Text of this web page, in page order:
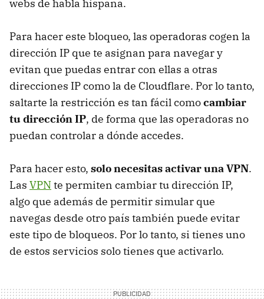
webs de habla hispana.
Para hacer este bloqueo, las operadoras cogen la
dirección IP que te asignan para navegar y
evitan que puedas entrar con ellas a otras
direcciones IP como la de Cloudflare. Por lo tanto,
saltarte la restricción es tan fácil comocambiar
tu dirección IP, de forma que las operadoras no
puedan controlar a dónde accedes.
Para hacer esto, solo necesitas activar una VPN.
Las VPNte permiten cambiar tu dirección IP,
algo que además de permitir simular que
navegas desde otro país también puede evitar
este tipo de bloqueos. Por lo tanto, si tienes uno
de estos servicios solo tienes que activarlo.